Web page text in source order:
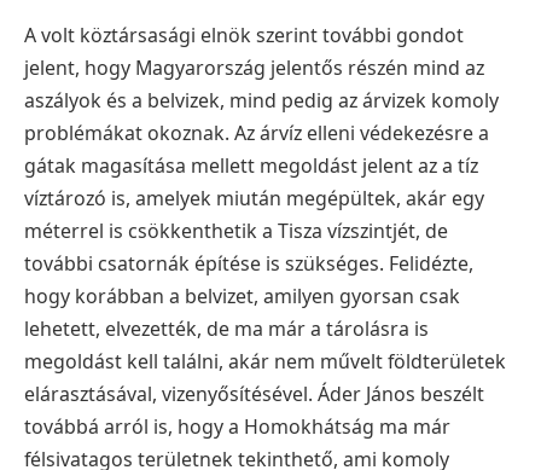
A volt köztársasági elnök szerint további gondot
jelent, hogy Magyarország jelentős részén mind az
aszályok és a belvizek, mind pedig az árvizek komoly
problémákat okoznak. Az árvíz elleni védekezésre a
gátak magasítása mellett megoldást jelent az a tíz
víztározó is, amelyek miután megépültek, akár egy
méterrel is csökkenthetik a Tisza vízszintjét, de
további csatornák építése is szükséges. Felidézte,
hogy korábban a belvizet, amilyen gyorsan csak
lehetett, elvezették, de ma már a tárolásra is
megoldást kell találni, akár nem művelt földterületek
elárasztásával, vizenyősítésével. Áder János beszélt
továbbá arról is, hogy a Homokhátság ma már
félsivatagos területnek tekinthető, ami komoly